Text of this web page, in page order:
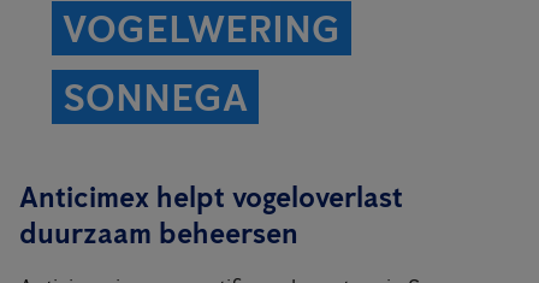
VOGELWERING
SONNEGA
Anticimex helpt vogeloverlast
duurzaam beheersen